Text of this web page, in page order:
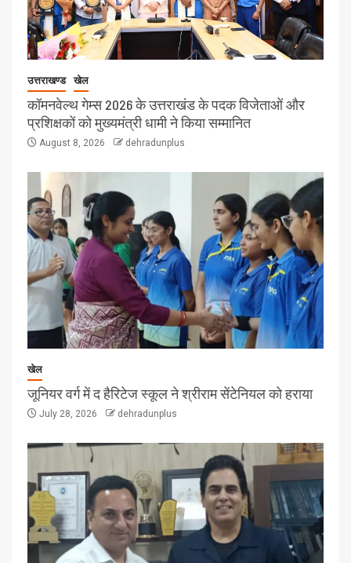
उत्तराखण्ड खेल
कॉमनवेल्थ गेम्स 2026 के उत्तराखंड के पदक विजेताओं और
प्रशिक्षकों को मुख्यमंत्री धामी ने किया सम्मानित
August 8, 2026 dehradunplus
खेल
जूनियर वर्ग में द हैरिटेज स्कूल ने श्रीराम सेंटेनियल को हराया
July 28, 2026 dehradunplus